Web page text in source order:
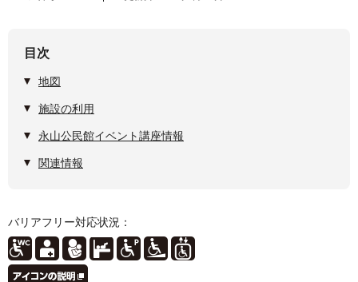
目次
地図
施設の利用
永山公民館イベント講座情報
関連情報
バリアフリー対応状況：